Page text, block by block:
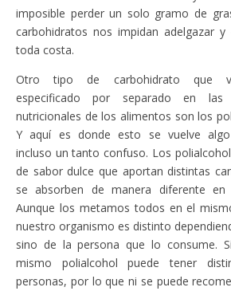
imposible perder un solo gramo de
carbohidratos nos impidan adelgazar
toda costa.
Otro tipo de carbohidrato que
especificado por separado en
nutricionales de los alimentos son los
Y aquí es donde esto se vuelve
incluso un tanto confuso. Los
de sabor dulce que aportan distintas
se absorben de manera diferente
Aunque los metamos todos en el
nuestro organismo es distinto
sino de la persona que lo consume.
mismo polialcohol puede tener
personas, por lo que ni se puede